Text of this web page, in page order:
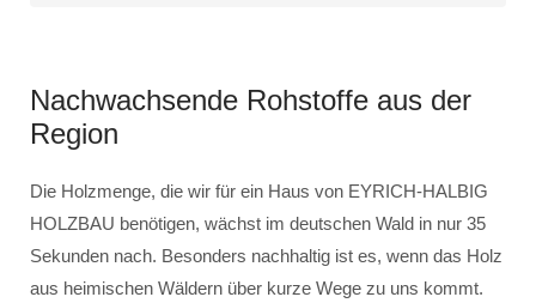
Nachwachsende Rohstoffe aus der
Region
Die Holzmenge, die wir für ein Haus von EYRICH-HALBIG
HOLZBAU benötigen, wächst im deutschen Wald in nur 35
Sekunden nach. Besonders nachhaltig ist es, wenn das Holz
aus heimischen Wäldern über kurze Wege zu uns kommt.